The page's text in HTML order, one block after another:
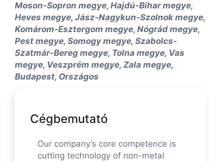
Moson-Sopron megye, Hajdú-Bihar megye,
Heves megye, Jász-Nagykun-Szolnok megye,
Komárom-Esztergom megye, Nógrád megye,
Pest megye, Somogy megye, Szabolcs-
Szatmár-Bereg megye, Tolna megye, Vas
megye, Veszprém megye, Zala megye,
Budapest, Országos
Cégbemutató
Our company’s core competence is
cutting technology of non-metal